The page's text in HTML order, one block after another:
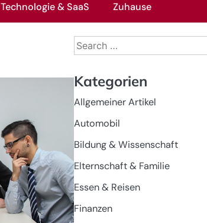
Technologie & SaaS Zuhause
Search
for:
Kategorien
Allgemeiner Artikel
Automobil
Bildung & Wissenschaft
Elternschaft & Familie
Essen & Reisen
Finanzen